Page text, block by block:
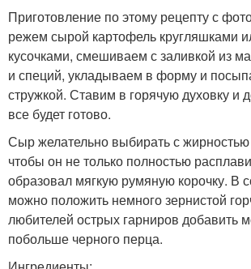
Приготовление по этому рецепту с
режем сырой картофель кругляшками
кусочками, смешиваем с заливкой из
и специй, укладываем в форму и
стружкой. Ставим в горячую духовку и
все будет готово.
Сыр желательно выбирать с
чтобы он не только полностью
образовал мягкую румяную корочку. В
можно положить немного зернистой
любителей острых гарниров добавить
побольше черного перца.